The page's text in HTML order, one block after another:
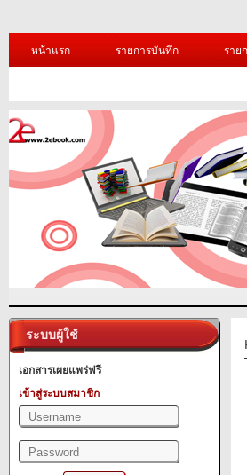
หน้าแรก รายการบันทึก ราย
ระบบผู้ใช้
เอกสารเผยแพร่ฟรี
เข้าสู่ระบบสมาชิก